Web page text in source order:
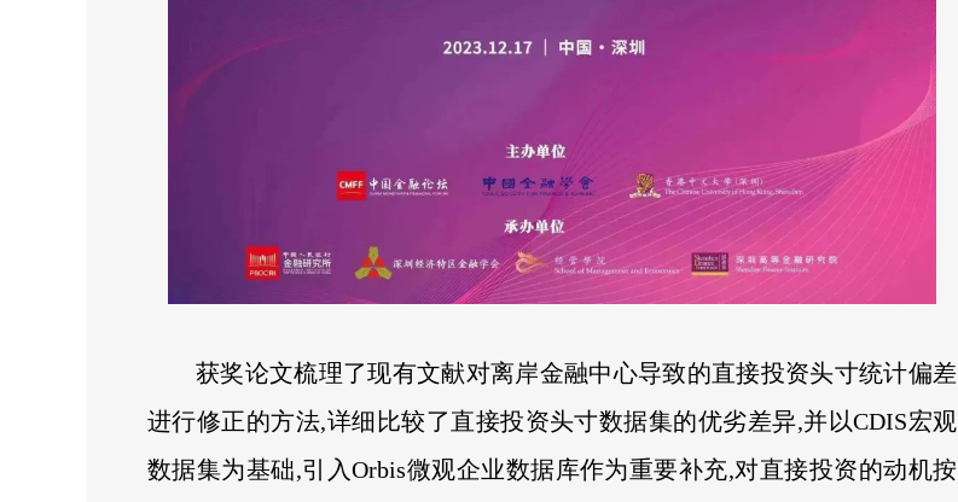
获奖论文梳理了现有文献对离岸金融中心导致的直接投资头寸统计偏差
进行修正的方法,详细比较了直接投资头寸数据集的优劣差异,并以CDIS宏观
数据集为基础,引入Orbis微观企业数据库作为重要补充,对直接投资的动机按